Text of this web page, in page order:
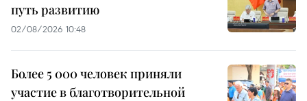
путь развитию
02/08/2026 10:48
Более 5 000 человек приняли
участие в благотворительной